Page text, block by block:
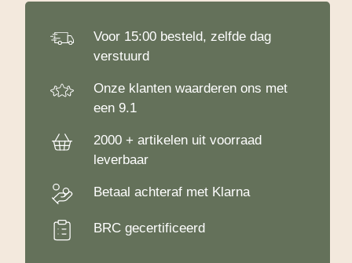
Voor 15:00 besteld, zelfde dag
verstuurd
Onze klanten waarderen ons met
een 9.1
2000 + artikelen uit voorraad
leverbaar
Betaal achteraf met Klarna
BRC gecertificeerd